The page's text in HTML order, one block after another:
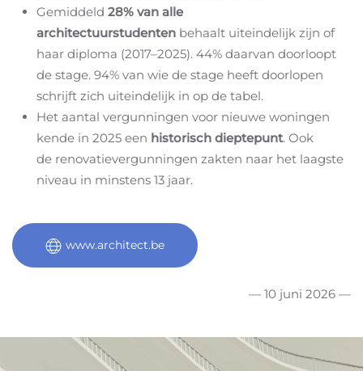
Gemiddeld 28% van alle
architectuurstudenten behaalt uiteindelijk zijn of
haar diploma (2017–2025). 44% daarvan doorloopt
de stage. 94% van wie de stage heeft doorlopen
schrijft zich uiteindelijk in op de tabel.
Het aantal vergunningen voor nieuwe woningen
kende in 2025 een historisch dieptepunt. Ook
de renovatievergunningen zakten naar het laagste
niveau in minstens 13 jaar.
www.architect.be
— 10 juni 2026 —